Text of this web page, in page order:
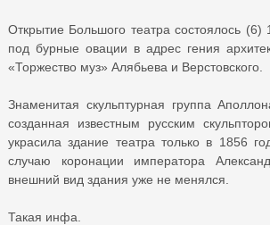
Открытие Большого театра состоялось (6)
под бурные овации в адрес гения
«Торжество муз» Алябьева и Верстовского.
Знаменитая скульптурная группа
созданная известным русским
украсила здание театра только в 1856
случаю коронации императора
внешний вид здания уже не менялся.
Такая инфа.